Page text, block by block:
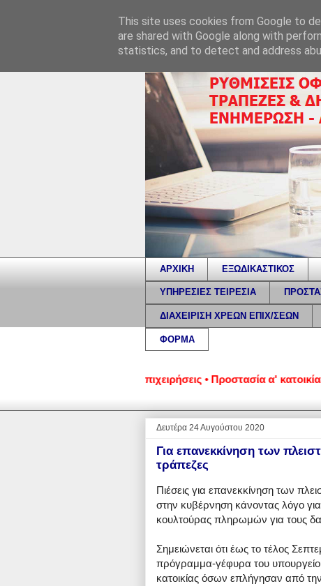
ΑΡΧΙΚΗ ΕΞΩΔΙΚΑΣΤΙΚΟΣ
ΥΠΗΡΕΣΙΕΣ ΤΕΙΡΕΣΙΑ
ΔΙΑΧΕΙΡΙΣΗ ΧΡΕΩΝ ΕΠΙΧ/ΣΕΩΝ
ΦΟΡΜΑ
νοικοκυριά και επιχειρήσεις • Προστασία α' κατοικίας:
Δευτέρα 24 Αυγούστου 2020
Για επανεκκίνηση των
τράπεζες
Πιέσεις για επανεκκίνηση των
στην κυβέρνηση κάνοντας λόγο
κουλτούρας πληρωμών για τους
Σημειώνεται ότι έως το τέλος
πρόγραμμα-γέφυρα του
κατοικίας όσων επλήγησαν από
This site uses cookies from Google to
are shared with Google along with
statistics, and to detect and address